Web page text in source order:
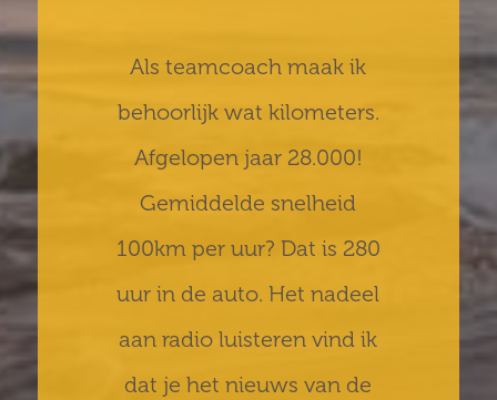
Als teamcoach maak ik
behoorlijk wat kilometers.
Afgelopen jaar 28.000!
Gemiddelde snelheid
100km per uur? Dat is 280
uur in de auto. Het nadeel
aan radio luisteren vind ik
dat je het nieuws van de